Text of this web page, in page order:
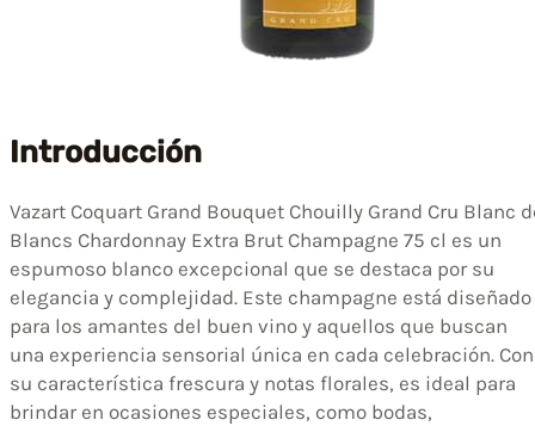
Introducción
Vazart Coquart Grand Bouquet Chouilly Grand Cru Blanc
Blancs Chardonnay Extra Brut Champagne 75 cl es un
espumoso blanco excepcional que se destaca por su
elegancia y complejidad. Este champagne está diseñado
para los amantes del buen vino y aquellos que buscan
una experiencia sensorial única en cada celebración. Con
su característica frescura y notas florales, es ideal para
brindar en ocasiones especiales, como bodas,